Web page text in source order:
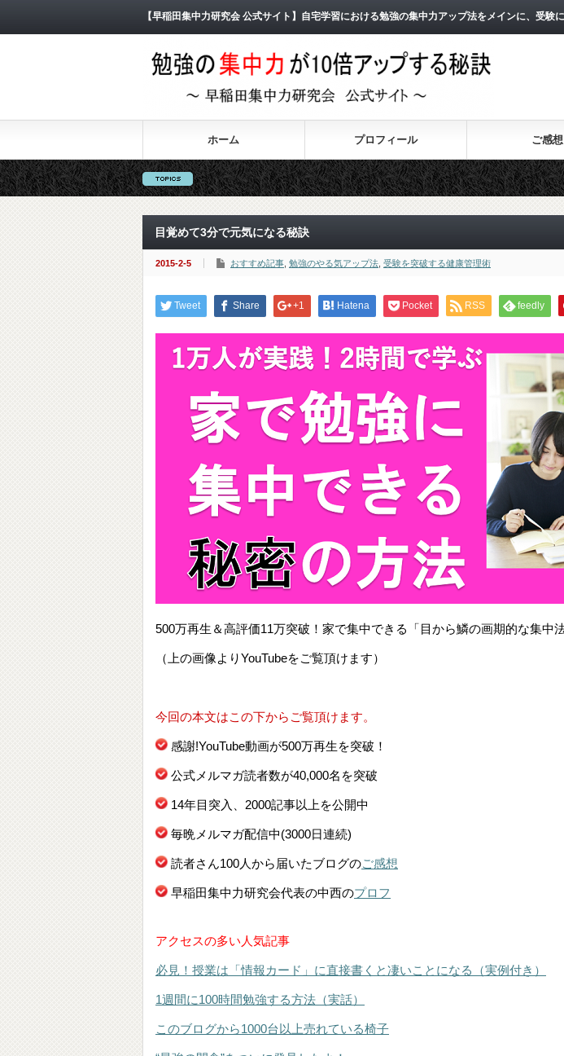
【早稲田集中力研究会 公式サイト】自宅学習における勉強の集中力アップ法をメインに、受験
ホーム プロフィール ご感想
本ブ
2011
目覚めて3分で元気になる秘訣
2015-2-5 おすすめ記事 勉強のやる気アップ法 受験を突破する健康管理術
Tweet Share +1 Hatena Pocket RSS feedly
500万再生＆高評価11万突破！家で集中できる「目から鱗の画期的な集中
（上の画像よりYouTubeをご覧頂けます）
今回の本文はこの下からご覧頂けます。
感謝!YouTube動画が500万再生を突破！
公式メルマガ読者数が40,000名を突破
14年目突入、2000記事以上を公開中
毎晩メルマガ配信中(3000日連続)
読者さん100人から届いたブログのご感想
早稲田集中力研究会代表の中西のプロフ
アクセスの多い人気記事
必見！授業は「情報カード」に直接書くと凄いことになる（実例付き）
1週間に100時間勉強する方法（実話）
このブログから1000台以上売れている椅子